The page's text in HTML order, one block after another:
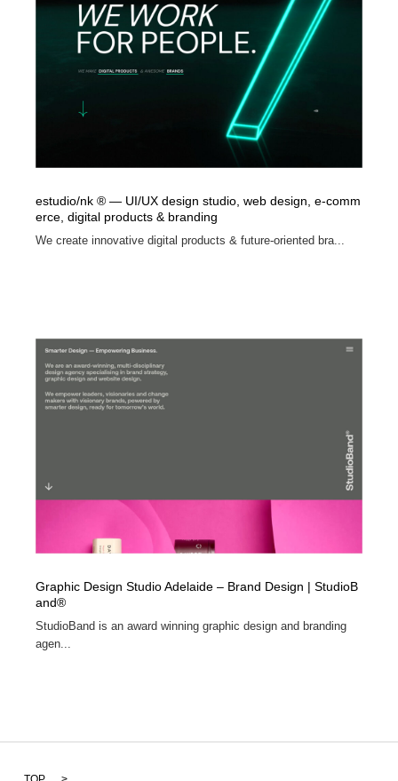
estudio/nk ® — UI/UX design studio, web design, e-comm
erce, digital products & branding
We create innovative digital products & future-oriented bra...
Graphic Design Studio Adelaide – Brand Design | StudioB
and®
StudioBand is an award winning graphic design and branding
agen...